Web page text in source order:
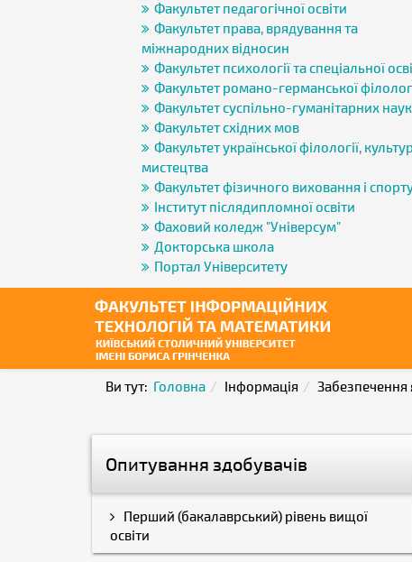
Факультет педагогічної освіти
Факультет права, врядування та
міжнародних відносин
Факультет психології та спеціальної
Факультет романо-германської
Факультет суспільно-гуманітарних наук
Факультет східних мов
Факультет української філології,
мистецтва
Факультет фізичного виховання і
Інститут післядипломної освіти
Фаховий коледж "Універсум"
Докторська школа
Портал Університету
Ви тут: Головна Інформація Забезпечення
Опитування здобувачів
Перший (бакалаврський) рівень вищої
освіти